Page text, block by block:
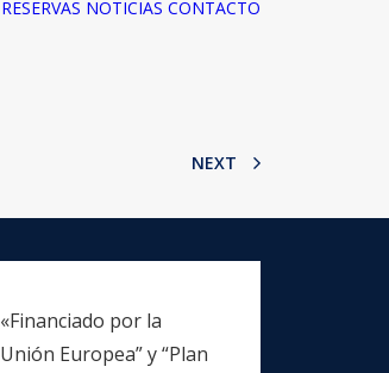
RESERVAS NOTICIAS CONTACTO
NEXT
«Financiado por la
Unión Europea” y “Plan